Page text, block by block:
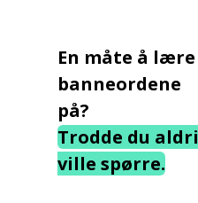
En måte å lære
banneordene
på?
Trodde du aldri
ville spørre.